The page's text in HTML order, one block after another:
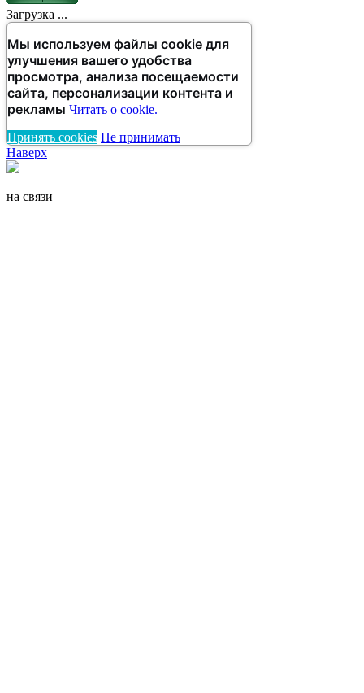
Загрузка ...
Мы используем файлы cookie для
улучшения вашего удобства
просмотра, анализа посещаемости
сайта, персонализации контента и
рекламы Читать о cookie.
Принять cookies Не принимать
Наверх
на связи